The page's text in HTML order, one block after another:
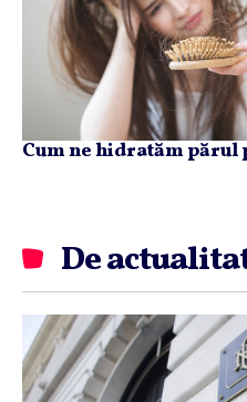
Cum ne hidratăm părul
De